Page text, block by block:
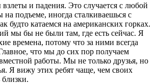
и падения. Это случается с любой
подъеме, иногда сталкиваешься с
будто катаемся на американских горках.
мы бы не были там, где есть сейчас. Я
времена, потому что за ними всегда
что мы до сих пор получаем
работы. Мы не только друзья, но
Я вижу этих ребят чаще, чем своих